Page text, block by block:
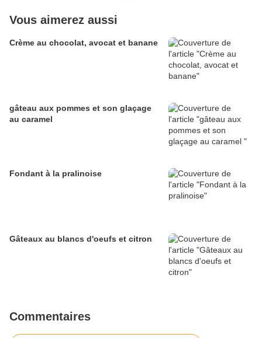
Vous aimerez aussi
Crème au chocolat, avocat et banane
gâteau aux pommes et son glaçage
au caramel
Fondant à la pralinoise
Gâteaux au blancs d'oeufs et citron
Commentaires